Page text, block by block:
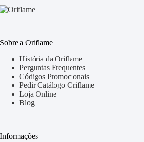
Sobre a Oriflame
História da Oriflame
Perguntas Frequentes
Códigos Promocionais
Pedir Catálogo Oriflame
Loja Online
Blog
Informações